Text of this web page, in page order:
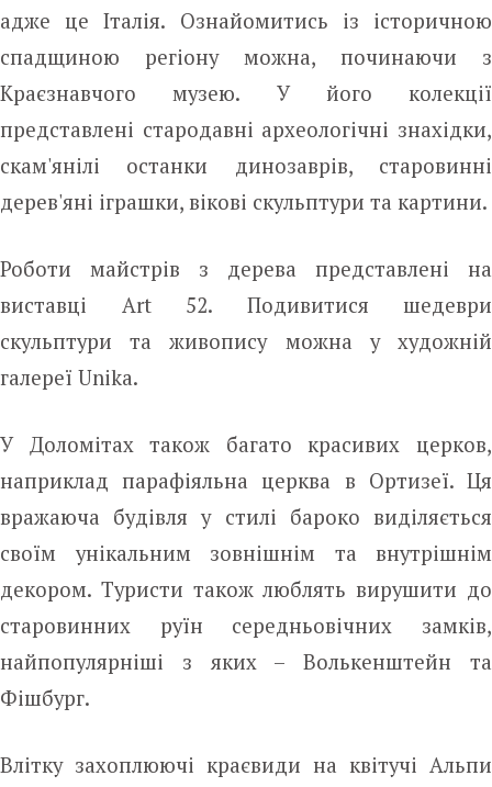
адже це Італія. Ознайомитись із історичною
спадщиною регіону можна, починаючи з
Краєзнавчого музею. У його колекції
представлені стародавні археологічні знахідки,
скам'янілі останки динозаврів, старовинні
дерев'яні іграшки, вікові скульптури та картини.
Роботи майстрів з дерева представлені на
виставці Art 52. Подивитися шедеври
скульптури та живопису можна у художній
галереї Unika.
У Доломітах також багато красивих церков,
наприклад парафіяльна церква в Ортизеї. Ця
вражаюча будівля у стилі бароко виділяється
своїм унікальним зовнішнім та внутрішнім
декором. Туристи також люблять вирушити до
старовинних руїн середньовічних замків,
найпопулярніші з яких – Волькенштейн та
Фішбург.
Влітку захоплюючі краєвиди на квітучі Альпи